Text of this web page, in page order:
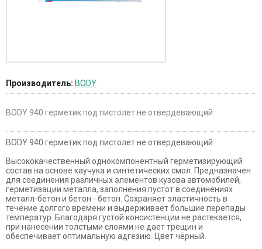
Производитель: BODY
BODY 940 герметик под пистолет не отвердевающий.
BODY 940 герметик под пистолет не отвердевающий.
Высококачественный однокомпонентный герметизирующий
состав на основе каучука и синтетических смол. Предназначен
для соединения различных элементов кузова автомобилей,
герметизации металла, заполнения пустот в соединениях
металл-бетон и бетон - бетон. Сохраняет эластичность в
течение долгого времени и выдерживает большие перепады
температур. Благодаря густой консистенции не растекается,
при нанесении толстыми слоями не дает трещин и
обеспечивает оптимальную адгезию. Цвет чёрный.